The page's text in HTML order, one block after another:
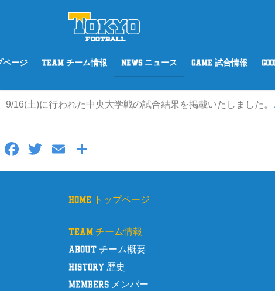
ページ TEAM チーム情報 NEWS ニュース GAME 試合情報
9/16(土)に行われた中央大学戦の試合結果を掲載いたしました。
F
a
T
wi
E
m 有
home トップページ
team チーム情報
about チーム概要
history 歴史
members メンバー